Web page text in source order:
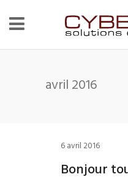
avril 2016
6 avril 2016
Bonjour